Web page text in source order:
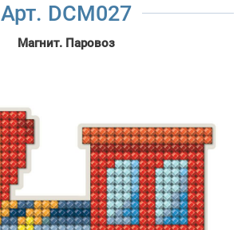
Арт. DCM027
Магнит. Паровоз